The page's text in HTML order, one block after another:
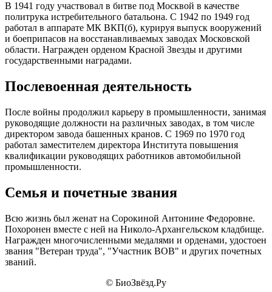
В 1941 году участвовал в битве под Москвой в качестве
политрука истребительного батальона. С 1942 по 1949 год
работал в аппарате МК ВКП(б), курируя выпуск вооружений
и боеприпасов на восстанавливаемых заводах Московской
области. Награжден орденом Красной Звезды и другими
государственными наградами.
Послевоенная деятельность
После войны продолжил карьеру в промышленности, занимая
руководящие должности на различных заводах, в том числе
директором завода башенных кранов. С 1969 по 1970 год
работал заместителем директора Института повышения
квалификации руководящих работников автомобильной
промышленности.
Семья и почетные звания
Всю жизнь был женат на Сорокиной Антонине Федоровне.
Похоронен вместе с ней на Николо-Архангельском кладбище.
Награжден многочисленными медалями и орденами, удостоен
звания "Ветеран труда", "Участник ВОВ" и других почетных
званий.
© БиоЗвёзд.Ру